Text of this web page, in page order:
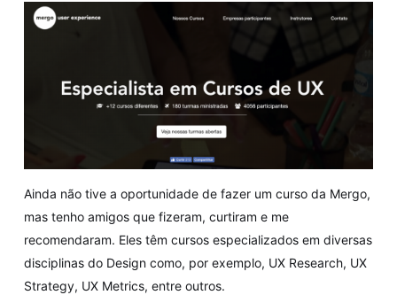
Ainda não tive a oportunidade de fazer um curso da Mergo,
mas tenho amigos que fizeram, curtiram e me
recomendaram. Eles têm cursos especializados em diversas
disciplinas do Design como, por exemplo, UX Research, UX
Strategy, UX Metrics, entre outros.